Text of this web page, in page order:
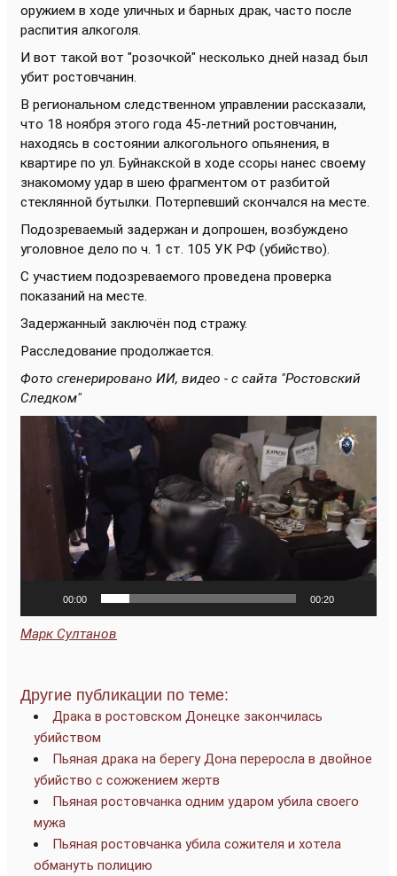
оружием в ходе уличных и барных драк, часто после
распития алкоголя.
И вот такой вот "розочкой" несколько дней назад был
убит ростовчанин.
В региональном следственном управлении рассказали,
что 18 ноября этого года 45-летний ростовчанин,
находясь в состоянии алкогольного опьянения, в
квартире по ул. Буйнакской в ходе ссоры нанес своему
знакомому удар в шею фрагментом от разбитой
стеклянной бутылки. Потерпевший скончался на месте.
Подозреваемый задержан и допрошен, возбуждено
уголовное дело по ч. 1 ст. 105 УК РФ (убийство).
С участием подозреваемого проведена проверка
показаний на месте.
Задержанный заключён под стражу.
Расследование продолжается.
Фото сгенерировано ИИ, видео - с сайта "Ростовский
Следком"
Видеоплеер
00:00 00:20
Марк Султанов
Другие публикации по теме:
Драка в ростовском Донецке закончилась
убийством
Пьяная драка на берегу Дона переросла в двойное
убийство с сожжением жертв
Пьяная ростовчанка одним ударом убила своего
мужа
Пьяная ростовчанка убила сожителя и хотела
обмануть полицию